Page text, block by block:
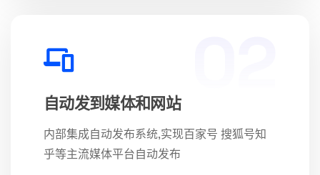
自动发到媒体和网站
内部集成自动发布系统,实现百家号 搜狐号知
乎等主流媒体平台自动发布